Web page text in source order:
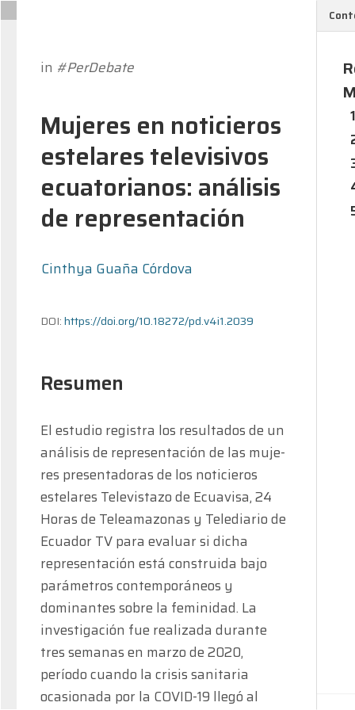
in #PerDebate
Mujeres en noticieros
estelares televisivos
ecuatorianos: análisis
de representación
Cinthya Guaña Córdova
DOI:https://doi.org/10.18272/pd.v4i1.2039
Resumen
El estudio registra los resultados de un
análisis de representación de las muje-
res presentadoras de los noticieros
estelares Televistazo de Ecuavisa, 24
Horas de Teleamazonas y Telediario de
Ecuador TV para evaluar si dicha
representación está construida bajo
parámetros contemporáneos y
dominantes sobre la feminidad. La
investigación fue realizada durante
tres semanas en marzo de 2020,
período cuando la crisis sanitaria
ocasionada por la COVID-19 llegó al